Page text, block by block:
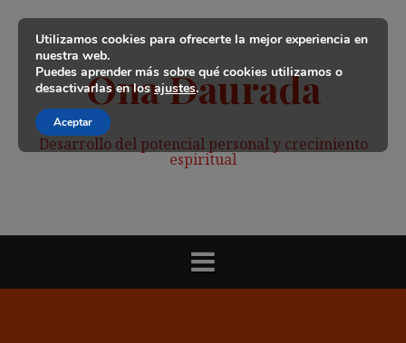
contenido
Ona Daurada
Desarrollo del potencial personal y crecimiento
espiritual
Utilizamos cookies para ofrecerte la mejor experiencia en
nuestra web.
Puedes aprender más sobre qué cookies utilizamos o
desactivarlas en losajustes.
Aceptar